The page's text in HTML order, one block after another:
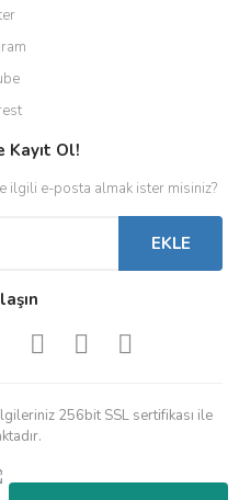
Kayıt Ol!
ilgili e-posta almak ister misiniz?
EKLE
256bit SSL sertifikası ile